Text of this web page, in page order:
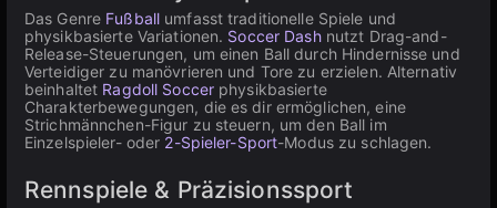
Das Genre Fußball umfasst traditionelle Spiele und
physikbasierte Variationen. Soccer Dashnutzt Drag-and-
Release-Steuerungen, um einen Ball durch Hindernisse und
Verteidiger zu manövrieren und Tore zu erzielen. Alternativ
beinhaltet Ragdoll Soccer physikbasierte
Charakterbewegungen, die es dir ermöglichen, eine
Strichmännchen-Figur zu steuern, um den Ball im
Einzelspieler- oder 2-Spieler-Sport-Modus zu schlagen.
Rennspiele & Präzisionssport